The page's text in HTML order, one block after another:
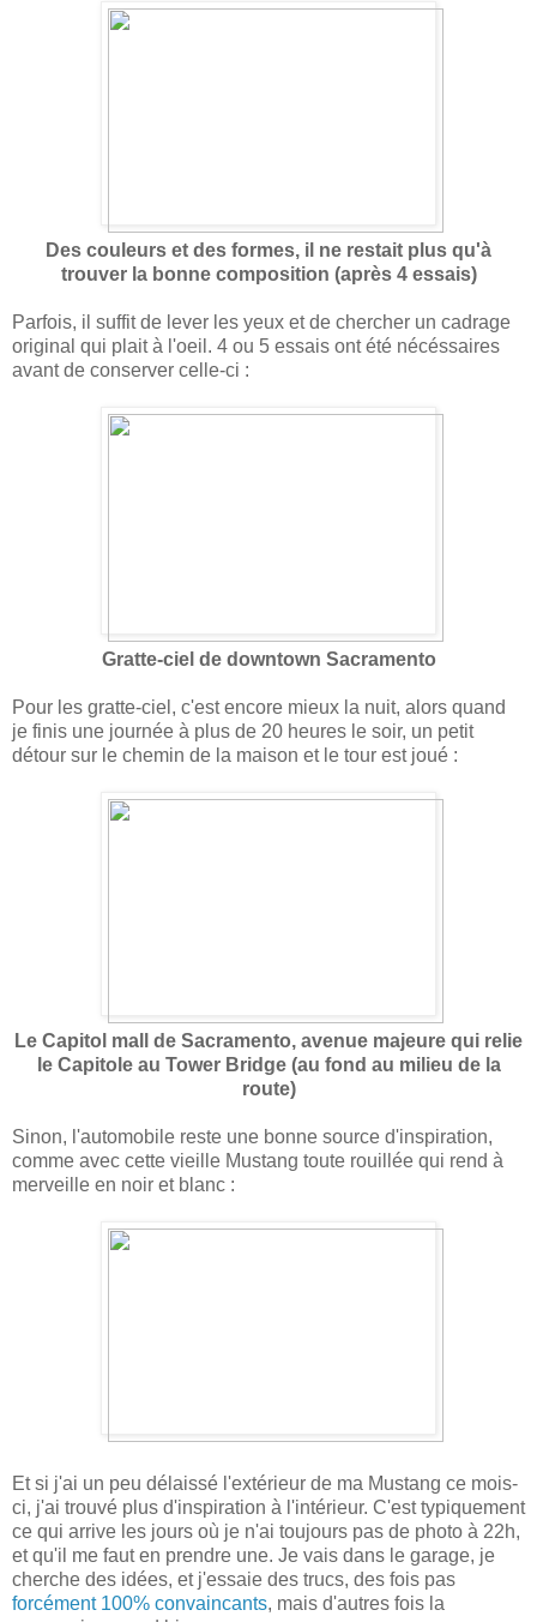
Des couleurs et des formes, il ne restait plus qu'à
trouver la bonne composition (après 4 essais)
Parfois, il suffit de lever les yeux et de chercher un cadrage
original qui plait à l'oeil. 4 ou 5 essais ont été nécéssaires
avant de conserver celle-ci :
Gratte-ciel de downtown Sacramento
Pour les gratte-ciel, c'est encore mieux la nuit, alors quand
je finis une journée à plus de 20 heures le soir, un petit
détour sur le chemin de la maison et le tour est joué :
Le Capitol mall de Sacramento, avenue majeure qui relie
le Capitole au Tower Bridge (au fond au milieu de la
route)
Sinon, l'automobile reste une bonne source d'inspiration,
comme avec cette vieille Mustang toute rouillée qui rend à
merveille en noir et blanc :
Et si j'ai un peu délaissé l'extérieur de ma Mustang ce mois-
ci, j'ai trouvé plus d'inspiration à l'intérieur. C'est typiquement
ce qui arrive les jours où je n'ai toujours pas de photo à 22h,
et qu'il me faut en prendre une. Je vais dans le garage, je
cherche des idées, et j'essaie des trucs, des fois pas
forcément 100% convaincants, mais d'autres fois la